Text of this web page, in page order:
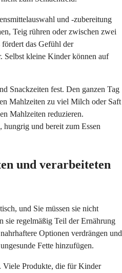
und -zubereitung
Teig rühren oder zwischen zwei
das Gefühl der
Selbst kleine Kinder können auf
Snackzeiten fest. Den ganzen Tag
Mahlzeiten zu viel Milch oder Saft
Mahlzeiten reduzieren.
und bereit zum Essen
und verarbeiteten
und Sie müssen sie nicht
sie regelmäßig Teil der Ernährung
Optionen verdrängen und
Fette hinzufügen.
Viele Produkte, die für Kinder